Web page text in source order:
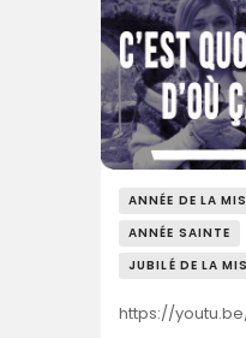
ANNÉE DE LA
ANNÉE SAINTE
JUBILÉ DE LA
https://